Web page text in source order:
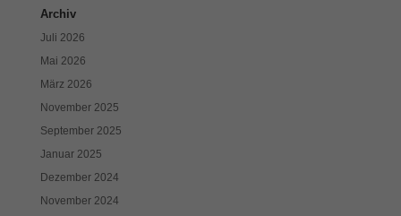
Archiv
Juli 2026
Mai 2026
März 2026
November 2025
September 2025
Januar 2025
Dezember 2024
November 2024
Cookies auswählen.
Datenschutzeinstellungen
Essenziell (1)
Essenzielle Cookies ermöglichen grundlegende Funktionen und sind für